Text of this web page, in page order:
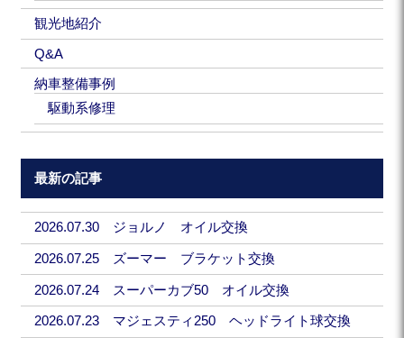
観光地紹介
Q&A
納車整備事例
駆動系修理
最新の記事
2026.07.30 ジョルノ オイル交換
2026.07.25 ズーマー ブラケット交換
2026.07.24 スーパーカブ50 オイル交換
2026.07.23 マジェスティ250 ヘッドライト球交換